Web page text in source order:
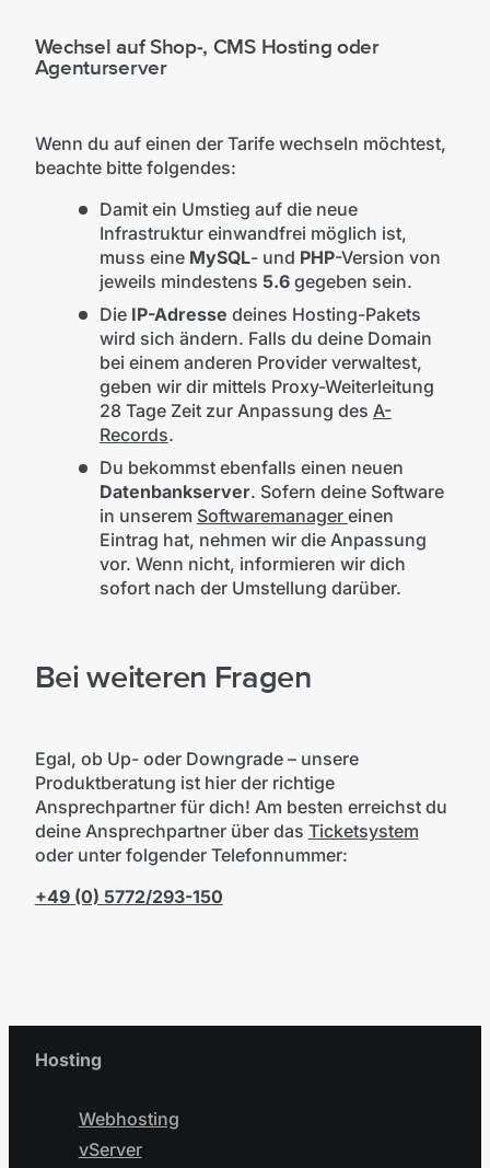
Wechsel auf Shop-, CMS Hosting oder
Agenturserver
Wenn du auf einen der Tarife wechseln möchtest,
beachte bitte folgendes:
Damit ein Umstieg auf die neue
Infrastruktur einwandfrei möglich ist,
muss eine MySQL- und PHP-Version von
jeweils mindestens 5.6gegeben sein.
Die IP-Adresse deines Hosting-Pakets
wird sich ändern. Falls du deine Domain
bei einem anderen Provider verwaltest,
geben wir dir mittels Proxy-Weiterleitung
28 Tage Zeit zur Anpassung des A-
Records.
Du bekommst ebenfalls einen neuen
Datenbankserver. Sofern deine Software
in unserem Softwaremanager einen
Eintrag hat, nehmen wir die Anpassung
vor. Wenn nicht, informieren wir dich
sofort nach der Umstellung darüber.
Bei weiteren Fragen
Egal, ob Up- oder Downgrade – unsere
Produktberatung ist hier der richtige
Ansprechpartner für dich! Am besten erreichst du
deine Ansprechpartner über das Ticketsystem
oder unter folgender Telefonnummer:
+49 (0) 5772/293-150
Hosting
Webhosting
vServer